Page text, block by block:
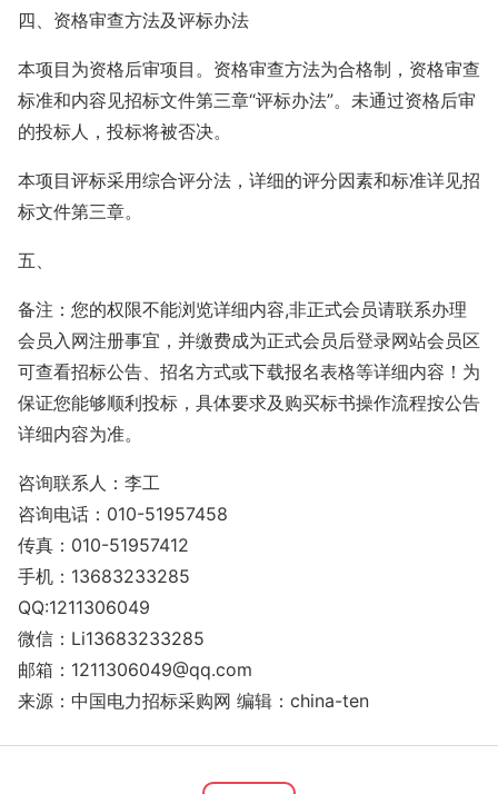
四、资格审查方法及评标办法
本项目为资格后审项目。资格审查方法为合格制，资格审查
标准和内容见招标文件第三章“评标办法”。未通过资格后审
的投标人，投标将被否决。
本项目评标采用综合评分法，详细的评分因素和标准详见招
标文件第三章。
五、
备注：您的权限不能浏览详细内容,非正式会员请联系办理
会员入网注册事宜，并缴费成为正式会员后登录网站会员区
可查看招标公告、招名方式或下载报名表格等详细内容！为
保证您能够顺利投标，具体要求及购买标书操作流程按公告
详细内容为准。
咨询联系人：李工
咨询电话：010-51957458
传真：010-51957412
手机：13683233285
QQ:1211306049
微信：Li13683233285
邮箱：1211306049@qq.com
来源：中国电力招标采购网 编辑：china-ten